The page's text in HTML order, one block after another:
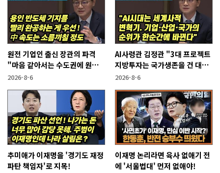
원전 기업인 출신 장관의 파격
"마음 같아서는 수도권에 원전
짓고싶다"
2026-8-6
AI사령관 김정관 "3대 프로젝트
지방투자는 국가생존을 건 대전
략"
2026-8-6
추미애가 이재명을 '경기도 재정
파탄 책임자'로 지목!
이재명 논리라면 육사 없애기 전
에 '서울법대' 먼저 없애야!